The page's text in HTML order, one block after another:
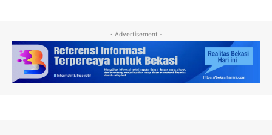
- Advertisement -